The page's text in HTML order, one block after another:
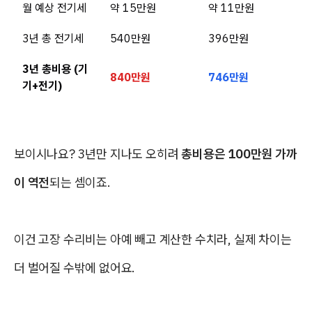
월 예상 전기세 약 15만원 약 11만원
3년 총 전기세 540만원 396만원
3년 총비용 (기
기+전기)
840만원 746만원
보이시나요? 3년만 지나도 오히려총비용은 100만원 가까
이 역전되는 셈이죠.
이건 고장 수리비는 아예 빼고 계산한 수치라, 실제 차이는
더 벌어질 수밖에 없어요.